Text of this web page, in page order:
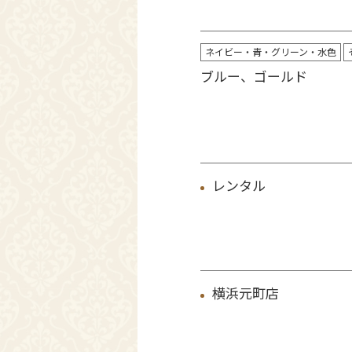
ネイビー・青・グリーン・水色
ブルー、ゴールド
レンタル
横浜元町店